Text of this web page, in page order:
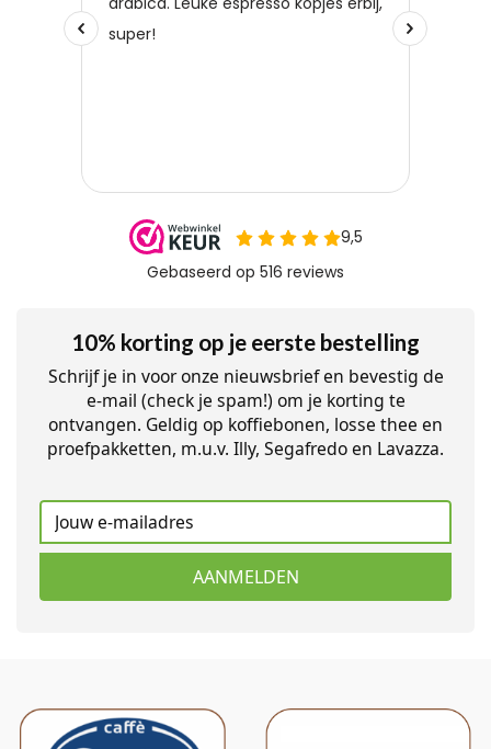
10% korting op je eerste bestelling
Schrijf je in voor onze nieuwsbrief en bevestig de
e-mail (check je spam!) om je korting te
ontvangen. Geldig op koffiebonen, losse thee en
proefpakketten, m.u.v. Illy, Segafredo en Lavazza.
AANMELDEN